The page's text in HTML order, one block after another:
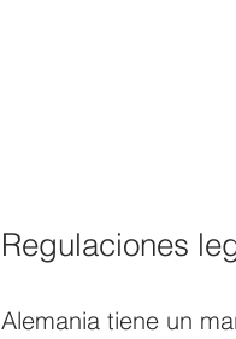
Regulaciones
Alemania tiene un